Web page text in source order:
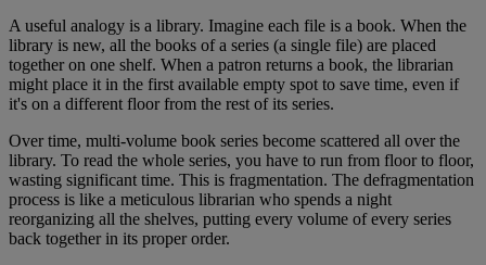
A useful analogy is a library. Imagine each file is a book. When the
library is new, all the books of a series (a single file) are placed
together on one shelf. When a patron returns a book, the librarian
might place it in the first available empty spot to save time, even if
it's on a different floor from the rest of its series.
Over time, multi-volume book series become scattered all over the
library. To read the whole series, you have to run from floor to floor,
wasting significant time. This is fragmentation. The defragmentation
process is like a meticulous librarian who spends a night
reorganizing all the shelves, putting every volume of every series
back together in its proper order.